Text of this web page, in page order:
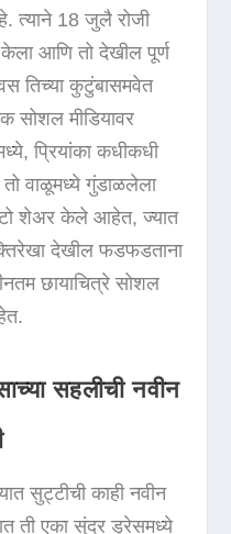
त्याने 18 जुलै रोजी
आणि तो देखील पूर्ण
तिच्या कुटुंबासमवेत
सोशल मीडियावर
प्रियांका कधीकधी
वाळूमध्ये गुंडाळलेला
शेअर केले आहेत, ज्यात
देखील फडफडताना
छायाचित्रे सोशल
सहलीची नवीन
सुट्टीची काही नवीन
ती एका सुंदर ड्रेसमध्ये